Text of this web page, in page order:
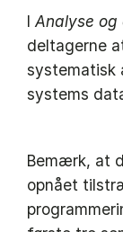
IAnalyse og
deltagerne
systematisk
systems
Bemærk, at
opnået